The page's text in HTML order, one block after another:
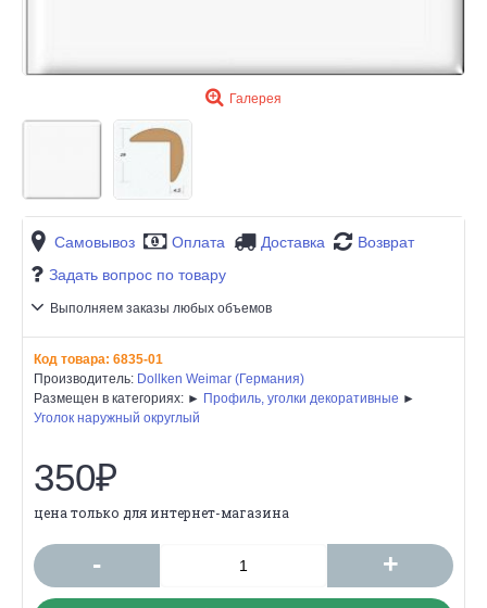
Галерея
Самовывоз Оплата Доставка
Возврат
Задать вопрос по товару
Выполняем заказы любых объемов
Код товара: 6835-01
Производитель: Dollken Weimar (Германия)
Размещен в категориях: ► Профиль, уголки декоративные ►
Уголок наружный округлый
350₽
цена только для интернет-магазина
- +